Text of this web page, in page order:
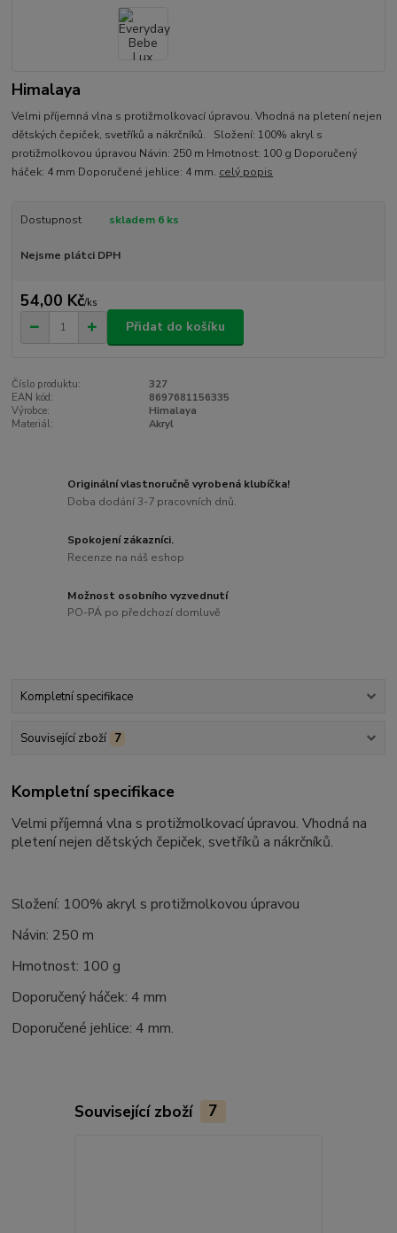
Himalaya
Velmi příjemná vlna s protižmolkovací úpravou. Vhodná na pletení nejen
dětských čepiček, svetříků a nákrčníků. Složení: 100% akryl s
protižmolkovou úpravou Návin: 250 m Hmotnost: 100 g Doporučený
háček: 4 mm Doporučené jehlice: 4 mm. celý popis
Dostupnost skladem 6 ks
Nejsme plátci DPH
54,00 Kč/ks
Přidat do košíku
Číslo produktu:
327
EAN kód:
8697681156335
Výrobce:
Himalaya
Materiál:
Akryl
Originální vlastnoručně vyrobená klubíčka!
Doba dodání 3-7 pracovních dnů.
Spokojení zákazníci.
Recenze na náš eshop
Možnost osobního vyzvednutí
PO-PÁ po předchozí domluvě
Kompletní specifikace
Související zboží 7
Kompletní specifikace
Velmi příjemná vlna s protižmolkovací úpravou. Vhodná na
pletení nejen dětských čepiček, svetříků a nákrčníků.
Složení: 100% akryl s protižmolkovou úpravou
Návin: 250 m
Hmotnost: 100 g
Doporučený háček: 4 mm
Doporučené jehlice: 4 mm.
Související zboží 7